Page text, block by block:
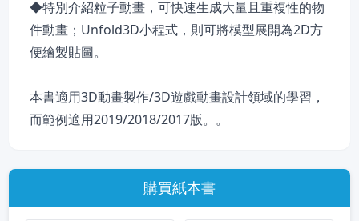
◆特別介紹粒子動畫，可快速生成大量且重複性的物
件動畫；Unfold3D小程式，則可將模型展開為2D方
便繪製貼圖。
本書適用3D動畫製作/3D遊戲動畫設計領域的學習，
而範例適用2019/2018/2017版。。
購買紙本書